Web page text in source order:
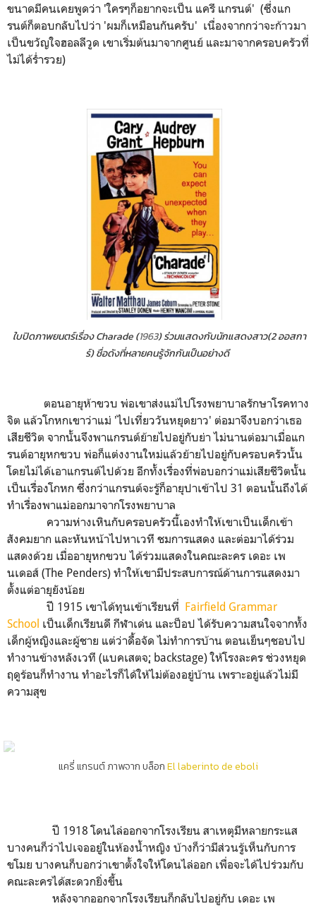
ขนาดมีคนเคยพูดว่า 'ใครๆก็อยากจะเป็น แครี แกรนต์' (ซึ่งแก
รนต์ก็ตอบกลับไปว่า 'ผมก็เหมือนกันครับ' เนื่องจากกว่าจะก้าวมา
เป็นขวัญใจฮอลลีวูด เขาเริ่มต้นมาจากศูนย์ และมาจากครอบครัวที่
ไม่ได้ร่ำรวย)
ใบปิดภาพยนตร์เรื่อง Charade(1963) ร่วมแสดงกับนักแสดงสาว(2 ออสกา
ร์) ชื่อดังที่หลายคนรู้จักกันเป็นอย่างดี
ตอนอายุห้าขวบ พ่อเขาส่งแม่ไปโรงพยาบาลรักษาโรคทาง
จิต แล้วโกหกเขาว่าแม่ 'ไปเที่ยววันหยุดยาว' ต่อมาจึงบอกว่าเธอ
เสียชีวิต จากนั้นจึงพาแกรนต์ย้ายไปอยู่กับย่า ไม่นานต่อมาเมื่อแก
รนต์อายุหกขวบ พ่อก็แต่งงานใหม่แล้วย้ายไปอยู่กับครอบครัวนั้น
โดยไม่ได้เอาแกรนต์ไปด้วย อีกทั้งเรื่องที่พ่อบอกว่าแม่เสียชีวิตนั้น
เป็นเรื่องโกหก ซึ่งกว่าแกรนต์จะรู้ก็อายุปาเข้าไป 31 ตอนนั้นถึงได้
ทำเรื่องพาแม่ออกมาจากโรงพยาบาล
ความห่างเหินกับครอบครัวนี้เองทำให้เขาเป็นเด็กเข้า
สังคมยาก และหันหน้าไปหาเวที ชมการแสดง และต่อมาได้ร่วม
แสดงด้วย เมื่ออายุหกขวบ ได้ร่วมแสดงในคณะละคร เดอะ เพ
นเดอส์ (The Penders) ทำให้เขามีประสบการณ์ด้านการแสดงมา
ตั้งแต่อายุยังน้อย
ปี 1915 เขาได้ทุนเข้าเรียนที่ Fairfield Grammar
School เป็นเด็กเรียนดี กีฬาเด่น และป็อป ได้รับความสนใจจากทั้ง
เด็กผู้หญิงและผู้ชาย แต่ว่าดื้อจัด ไม่ทำการบ้าน ตอนเย็นๆชอบไป
ทำงานข้างหลังเวที (แบคเสตจ;ฺ backstage) ให้โรงละคร ช่วงหยุด
ฤดูร้อนก็ทำงาน ทำอะไรก็ได้ให้ไม่ต้องอยู่บ้าน เพราะอยู่แล้วไม่มี
ความสุข
แครี่ แกรนต์ ภาพจาก บล็อกEl laberinto de eboli
ปี 1918 โดนไล่ออกจากโรงเรียน สาเหตุมีหลายกระแส
บางคนก็ว่าไปเจออยู่ในห้องน้ำหญิง บ้างก็ว่ามีส่วนรู้เห็นกับการ
ขโมย บางคนก็บอกว่าเขาตั้งใจให้โดนไล่ออก เพื่อจะได้ไปร่วมกับ
คณะละครได้สะดวกยิ่งขึ้น
หลังจากออกจากโรงเรียนก็กลับไปอยู่กับ เดอะ เพ